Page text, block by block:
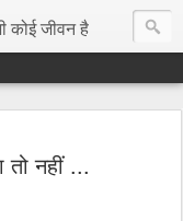
कोई जीवन है
तो नहीं ...